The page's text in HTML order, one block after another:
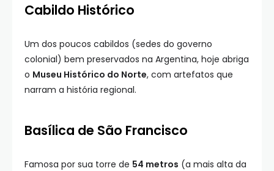
Cabildo Histórico
Um dos poucos cabildos (sedes do governo
colonial) bem preservados na Argentina, hoje abriga
o Museu Histórico do Norte, com artefatos que
narram a história regional.
Basílica de São Francisco
Famosa por sua torre de 54 metros (a mais alta da